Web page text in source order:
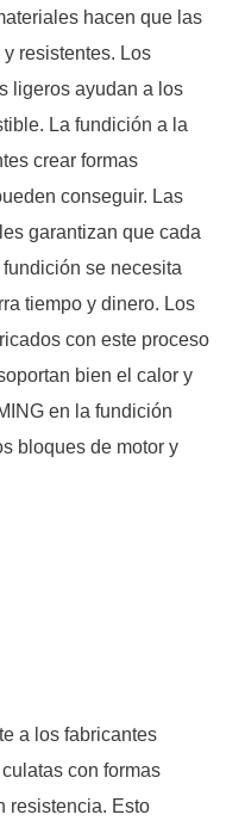
hacen que las
resistentes. Los
ligeros ayudan a los
La fundición a la
crear formas
conseguir. Las
garantizan que cada
se necesita
tiempo y dinero. Los
con este proceso
bien el calor y
en la fundición
bloques de motor y
a los fabricantes
con formas
resistencia. Esto